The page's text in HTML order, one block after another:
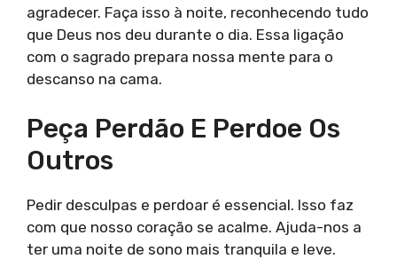
agradecer. Faça isso à noite, reconhecendo tudo
que Deus nos deu durante o dia. Essa ligação
com o sagrado prepara nossa mente para o
descanso na cama.
Peça Perdão E Perdoe Os
Outros
Pedir desculpas e perdoar é essencial. Isso faz
com que nosso coração se acalme. Ajuda-nos a
ter uma noite de sono mais tranquila e leve.